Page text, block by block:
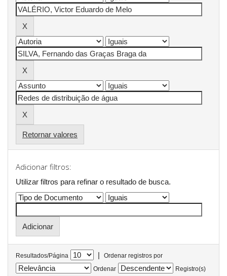
Retornar valores
Adicionar filtros:
Utilizar filtros para refinar o resultado de busca.
Resultados/Página |
Ordenar registros por
Ordenar
Registro(s)